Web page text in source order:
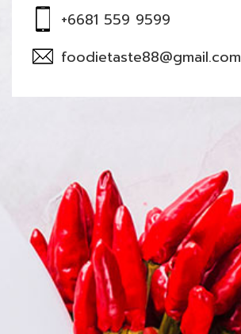
+6681 559 9599
foodietaste88@gmail.com